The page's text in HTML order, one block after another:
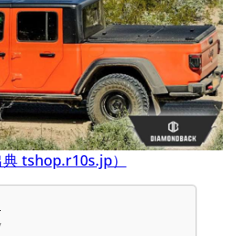
典 tshop.r10s.jp）